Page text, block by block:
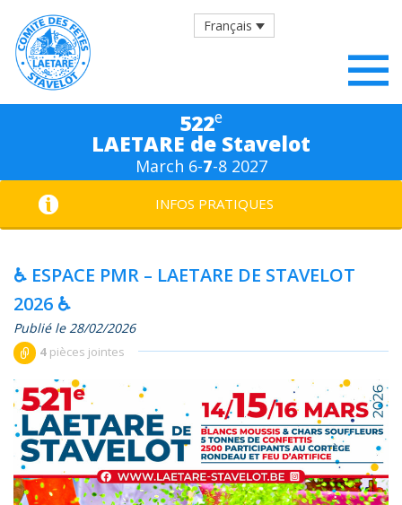
Français
522e
LAETARE de Stavelot
March 6-7-8 2027
INFOS PRATIQUES
♿️ ESPACE PMR – LAETARE DE STAVELOT
2026 ♿️
Publié le 28/02/2026
4 pièces jointes